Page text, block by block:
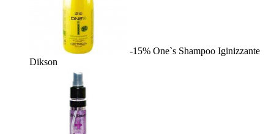
-15% One`s Shampoo Iginizzante
Dikson